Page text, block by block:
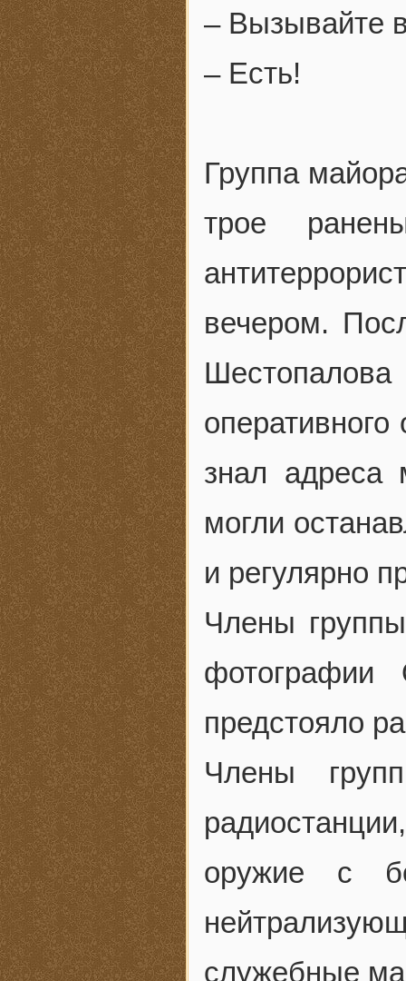
– Вызывайте
– Есть!
Группа
трое
вечером.
знал адреса
могли
и регулярно
Члены
предстояло
Члены
оружие с
служебные